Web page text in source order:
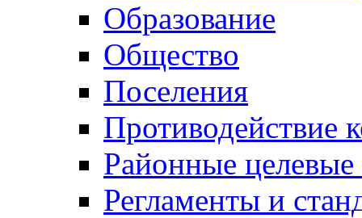
Образование
Общество
Поселения
Противодействие
Районные
Регламенты и